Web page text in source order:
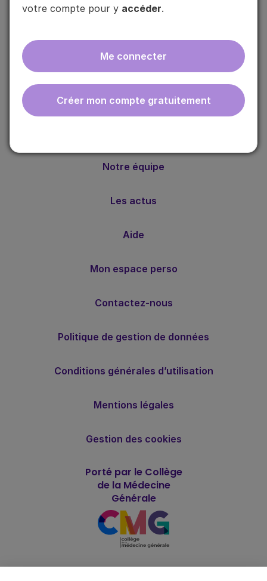
votre compte pour y accéder.
Me connecter
Créer mon compte gratuitement
ebmfrance est une base de connaissances médicales
gratuite adaptée à la pratique de la médecine générale.
Nos valeurs
Notre équipe
Les actus
Aide
Mon espace perso
Contactez-nous
Politique de gestion de données
Conditions générales d’utilisation
Mentions légales
Gestion des cookies
Porté par le Collège
de la Médecine
Générale